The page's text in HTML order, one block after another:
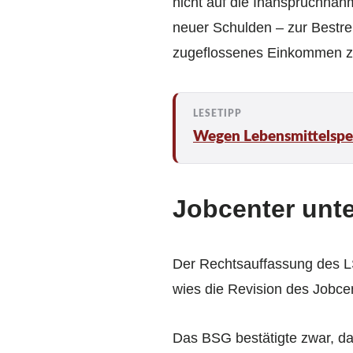
neuer Schulden – zur
zugeflossenes Einkommen
Wegen
Jobcenter
Der Rechtsauffassung des
wies die Revision des
Das BSG bestätigte zwar,